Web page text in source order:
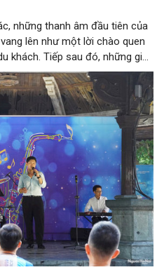
những thanh âm đầu tiên của
lên như một lời chào quen
khách. Tiếp sau đó, những giai
lượt cất lên qua phần biểu
và các nghệ sĩ Bình Minh Jazz
nhạc giàu cảm xúc ngay giữa